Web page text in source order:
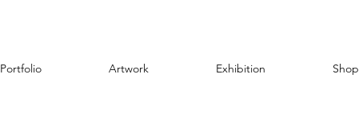
Portfolio Artwork Exhibition Shop